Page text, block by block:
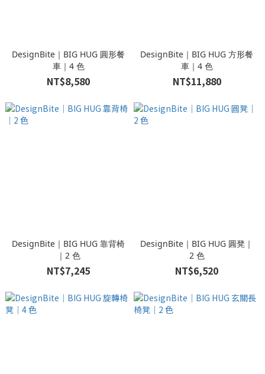
DesignBite｜BIG HUG 圓形餐
車｜4 色
NT$8,580
DesignBite｜BIG HUG 方形餐
車｜4 色
NT$11,880
DesignBite｜BIG HUG 靠背椅
｜2 色
NT$7,245
DesignBite｜BIG HUG 圓凳｜
2 色
NT$6,520